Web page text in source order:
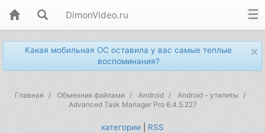
DimonVideo.ru
×
Какая мобильная ОС оставила у вас самые теплые
воспоминания?
Главная Обменник файлами Android
Android - утилиты
Advanced Task Manager Pro 6.4.5.227
категории RSS